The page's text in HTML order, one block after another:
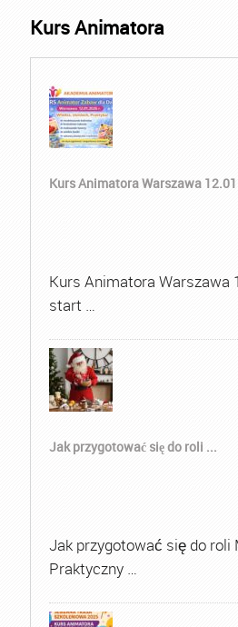
Kurs Animatora
Kurs Animatora Warszawa
Kurs Animatora Warszawa
start …
Jak przygotować się do roli ...
Jak przygotować się do roli
Praktyczny …